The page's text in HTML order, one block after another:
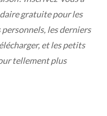
gratuite pour les
personnels, les derniers
et les petits
tellement plus